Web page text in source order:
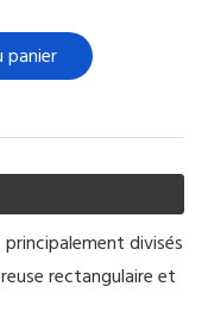
panier
divisés
rectangulaire et